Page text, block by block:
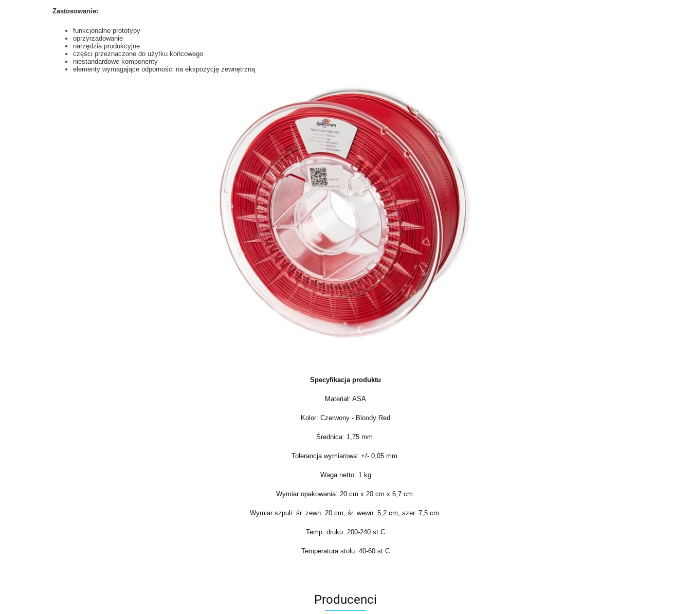
Zastosowanie:
funkcjonalne prototypy
oprzyrządowanie
narzędzia produkcyjne
części przeznaczone do użytku końcowego
niestandardowe komponenty
elementy wymagające odporności na ekspozycję zewnętrzną
Specyfikacja produktu
Materiał: ASA
Kolor: Czerwony - Bloody Red
Średnica: 1,75 mm.
Tolerancja wymiarowa: +/- 0,05 mm.
Waga netto: 1 kg
Wymiar opakowania: 20 cm x 20 cm x 6,7 cm.
Wymiar szpuli: śr. zewn. 20 cm, śr. wewn. 5,2 cm, szer. 7,5 cm.
Temp. druku: 200-240 st C
Temperatura stołu: 40-60 st C
Producenci